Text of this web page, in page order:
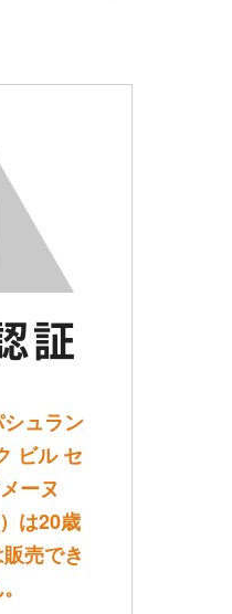
ュラン
ビル セ
ーヌ
は20歳
売でき